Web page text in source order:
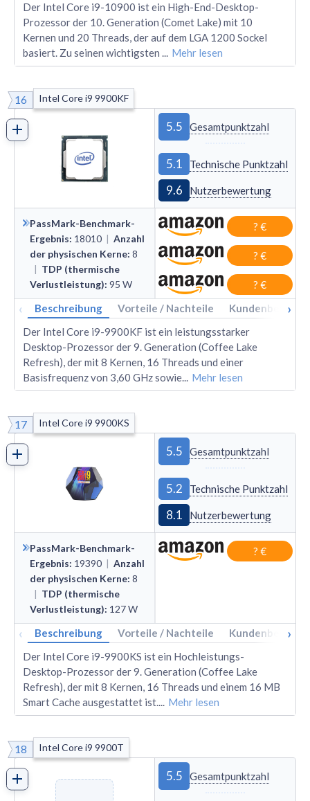
Der Intel Core i9-10900 ist ein High-End-Desktop-
Prozessor der 10. Generation (Comet Lake) mit 10
Kernen und 20 Threads, der auf dem LGA 1200 Sockel
basiert. Zu seinen wichtigsten ... Mehr lesen
16 Intel Core i9 9900KF
5.5 Gesamtpunktzahl
5.1 Technische Punktzahl
9.6 Nutzerbewertung
PassMark-Benchmark-
Ergebnis: 18010 | Anzahl
der physischen Kerne: 8
| TDP (thermische
Verlustleistung): 95 W
? €
? €
? €
‹ Beschreibung Vorteile / Nachteile ›
Der Intel Core i9-9900KF ist ein leistungsstarker
Desktop-Prozessor der 9. Generation (Coffee Lake
Refresh), der mit 8 Kernen, 16 Threads und einer
Basisfrequenz von 3,60 GHz sowie... Mehr lesen
17 Intel Core i9 9900KS
5.5 Gesamtpunktzahl
5.2 Technische Punktzahl
8.1 Nutzerbewertung
PassMark-Benchmark-
Ergebnis: 19390 | Anzahl
der physischen Kerne: 8
| TDP (thermische
Verlustleistung): 127W
? €
‹ Beschreibung Vorteile / Nachteile ›
Der Intel Core i9-9900KS ist ein Hochleistungs-
Desktop-Prozessor der 9. Generation (Coffee Lake
Refresh), der mit 8 Kernen, 16 Threads und einem 16 MB
Smart Cache ausgestattet ist.... Mehr lesen
18 Intel Core i9 9900T
5.5 Gesamtpunktzahl